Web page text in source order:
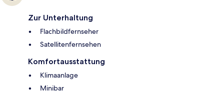
Zur Unterhaltung
Flachbildfernseher
Satellitenfernsehen
Komfortausstattung
Klimaanlage
Minibar